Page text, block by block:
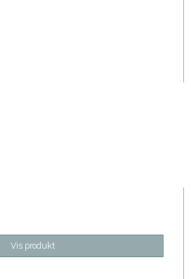
Vis produkt